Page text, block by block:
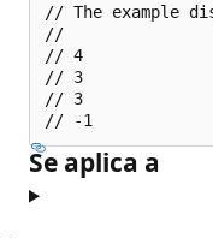
// The example
//
// 4
// 3
// 3
Se aplica a